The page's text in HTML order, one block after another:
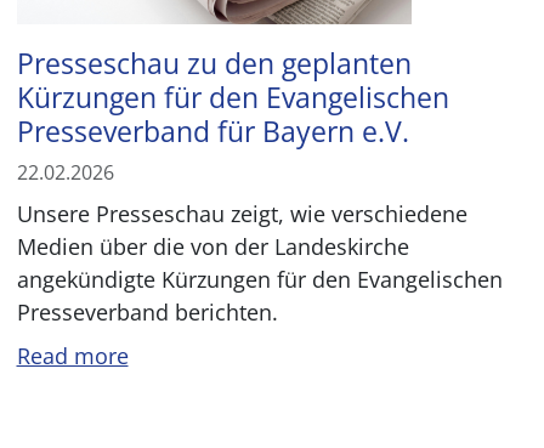
Presseschau zu den geplanten
Kürzungen für den Evangelischen
Presseverband für Bayern e.V.
22.02.2026
Unsere Presseschau zeigt, wie verschiedene
Medien über die von der Landeskirche
angekündigte Kürzungen für den Evangelischen
Presseverband berichten.
Read more